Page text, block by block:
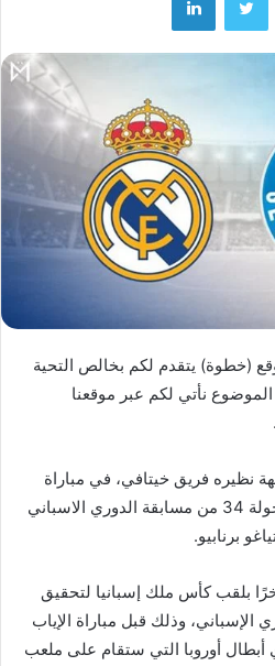
(خطوة) يتقدم لكم بخالص التحية
الموضوع نأتي لكم عبر موقعنا
نظيره فريق خيتافي، في مباراة
قوية،وذلك ضمن منافسات الجولة 34 من مسابقة الدوري الاسباني
بلقب كأس ملك إسبانيا لتحقيق
الدوري الإسباني، وذلك قبل مباراة الإياب
أوروبا التي ستقام على ملعب